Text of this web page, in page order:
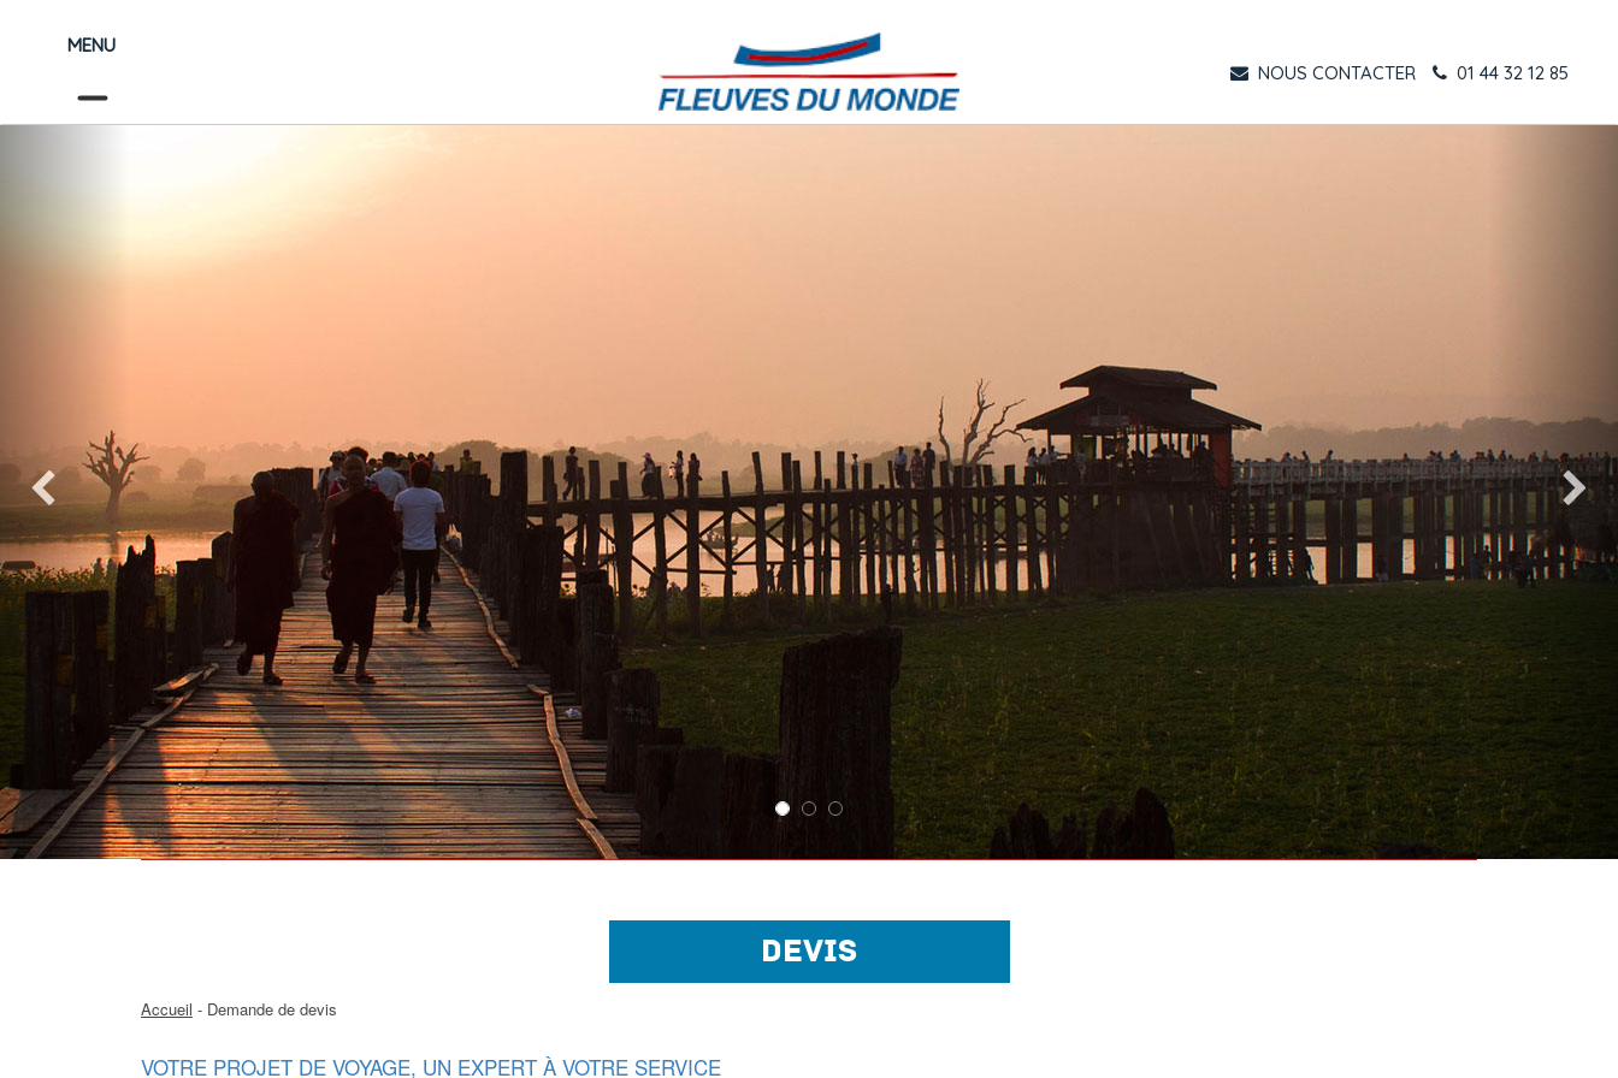
MENU
NOUS CONTACTER
01 44 32 12 85
Précédent Suivant
DEVIS
Accueil - Demande de devis
VOTRE PROJET DE VOYAGE, UN EXPERT À VOTRE SERVICE